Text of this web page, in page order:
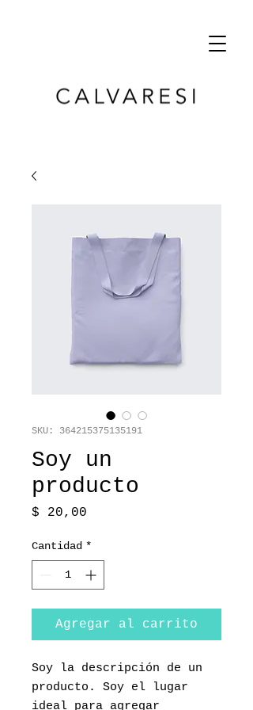
SKU: 364215375135191
Soy un
producto
$ 20,00
Cantidad *
Agregar al carrito
Soy la descripción de un
producto. Soy el lugar
ideal para agregar